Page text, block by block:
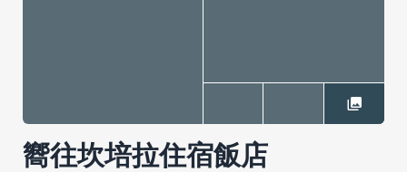
嚮往坎培拉住宿飯店